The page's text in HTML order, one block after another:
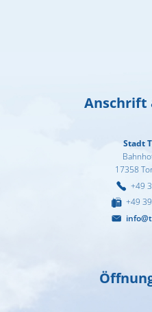
Anschrift
Stadt
17358
+49
+49